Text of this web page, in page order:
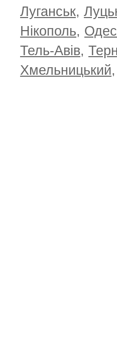
Луганськ,
Нікополь,
Тель-Авів,
Хмельницький,